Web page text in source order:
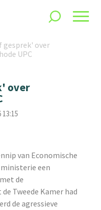
gesprek' over
UPC
over
van Economische
een
de
Tweede Kamer had
de agressieve